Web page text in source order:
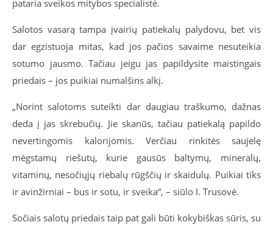
pataria sveikos mitybos specialistė.
Salotos vasarą tampa įvairių patiekalų palydovu, bet vis
dar egzistuoja mitas, kad jos pačios savaime nesuteikia
sotumo jausmo. Tačiau jeigu jas papildysite maistingais
priedais – jos puikiai numalšins alkį.
„Norint salotoms suteikti dar daugiau traškumo, dažnas
deda į jas skrebučių. Jie skanūs, tačiau patiekalą papildo
nevertingomis kalorijomis. Verčiau rinkitės saujelę
mėgstamų riešutų, kurie gausūs baltymų, mineralų,
vitaminų, nesočiųjų riebalų rūgščių ir skaidulų. Puikiai tiks
ir avinžirniai – bus ir sotu, ir sveika“, – siūlo I. Trusovė.
Sočiais salotų priedais taip pat gali būti kokybiškas sūris, su